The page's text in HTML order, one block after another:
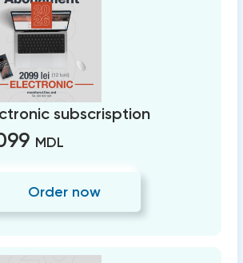
subscrisption
MDL
Order now